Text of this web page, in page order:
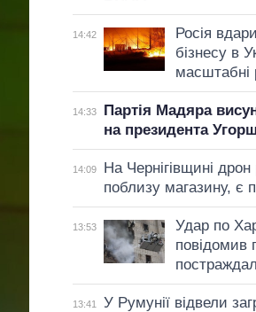
14:42
Росія
бізнесу в
масштабні
14:33
Партія Мадяра
на президента
14:09
На Чернігівщині
поблизу магазину, є
13:53
Удар по
повідомив
13:41
У Румунії відвели